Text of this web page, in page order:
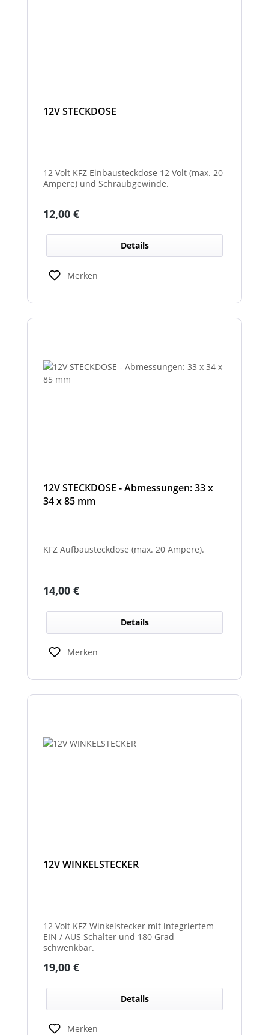
12V STECKDOSE
12 Volt KFZ Einbausteckdose 12 Volt (max. 20
Ampere) und Schraubgewinde.
Regulärer Preis:
12,00 €
Details
Merken
12V STECKDOSE - Abmessungen: 33 x
34 x 85 mm
KFZ Aufbausteckdose (max. 20 Ampere).
Regulärer Preis:
14,00 €
Details
Merken
12V WINKELSTECKER
12 Volt KFZ Winkelstecker mit integriertem
EIN / AUS Schalter und 180 Grad
schwenkbar.
Regulärer Preis:
19,00 €
Details
Merken